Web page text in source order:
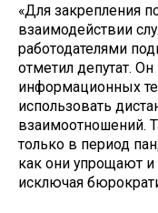
«Для закрепления
взаимодействии
работодателями
отметил депутат.
информационных
использовать
взаимоотношений.
только в период
как они упрощают
исключая